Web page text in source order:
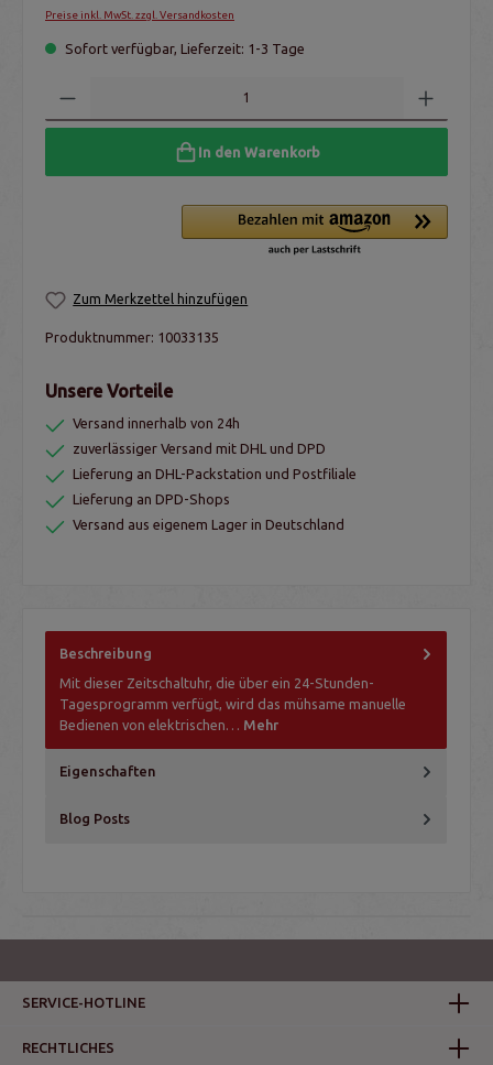
Preise inkl. MwSt. zzgl. Versandkosten
Sofort verfügbar, Lieferzeit: 1-3 Tage
In den Warenkorb
Zum Merkzettel hinzufügen
Produktnummer: 10033135
Unsere Vorteile
Versand innerhalb von 24h
zuverlässiger Versand mit DHL und DPD
Lieferung an DHL-Packstation und Postfiliale
Lieferung an DPD-Shops
Versand aus eigenem Lager in Deutschland
Beschreibung
Mit dieser Zeitschaltuhr, die über ein 24-Stunden-
Tagesprogramm verfügt, wird das mühsame manuelle
Bedienen von elektrischen… Mehr
Eigenschaften
Blog Posts
SERVICE-HOTLINE
RECHTLICHES